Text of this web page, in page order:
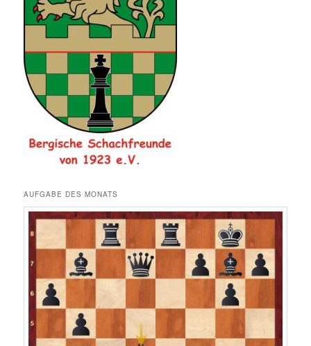
AUFGABE DES MONATS